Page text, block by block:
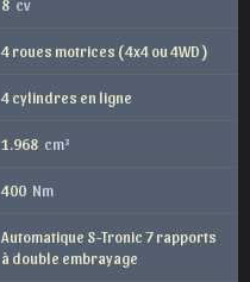
8 cv
4 roues motrices ( 4x4 ou 4WD )
4 cylindres en ligne
1.968 cm³
400 Nm
Automatique S-Tronic 7 rapports
à double embrayage